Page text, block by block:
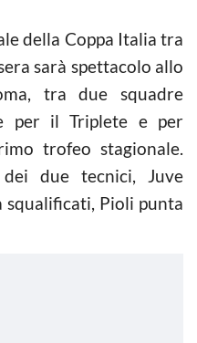
della Coppa Italia tra
sarà spettacolo allo
tra due squadre
per il Triplete e per
trofeo stagionale.
due tecnici, Juve
squalificati, Pioli punta